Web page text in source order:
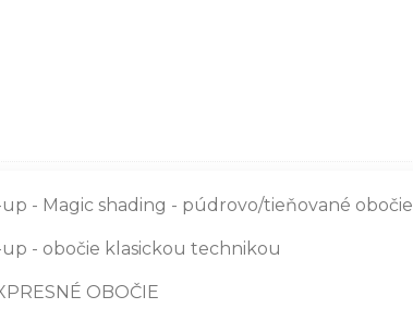
- Magic shading - púdrovo/tieňované obočie
- obočie klasickou technikou
OBOČIE